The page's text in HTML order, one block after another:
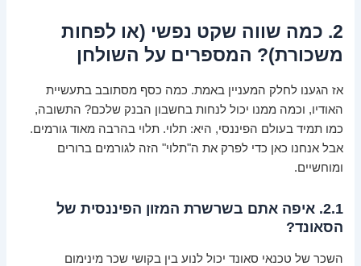
2. כמה שווה שקט נפשי (או לפחות
משכורת)? המספרים על השולחן
אז הגענו לחלק המעניין באמת. כמה כסף מסתובב בתעשיית
האודיו, וכמה ממנו יכול לנחות בחשבון הבנק שלכם? התשובה,
כמו תמיד בעולם הפיננסי, היא: תלוי. תלוי בהרבה מאוד גורמים.
אבל אנחנו כאן כדי לפרק את ה"תלוי" הזה לגורמים ברורים
ומוחשיים.
2.1. איפה אתם בשרשרת המזון הפיננסית של
הסאונד?
השכר של טכנאי סאונד יכול לנוע בין בקושי שכר מינימום